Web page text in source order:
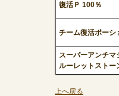
復活Ｐ 100％
チーム復活ポーシ
スーパーアンチマ
ルーレットストー
上へ戻る